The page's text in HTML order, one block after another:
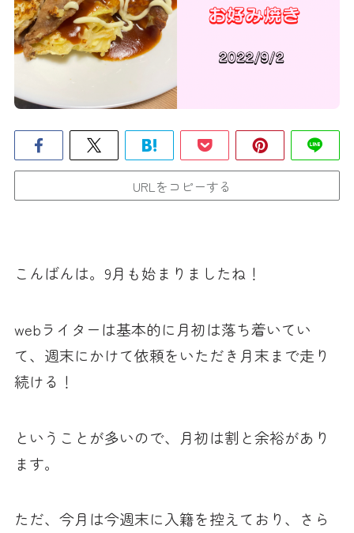
URLをコピーする
こんばんは。9月も始まりましたね！
webライターは基本的に月初は落ち着いてい
て、週末にかけて依頼をいただき月末まで走り
続ける！
ということが多いので、月初は割と余裕があり
ます。
ただ、今月は今週末に入籍を控えており、さら